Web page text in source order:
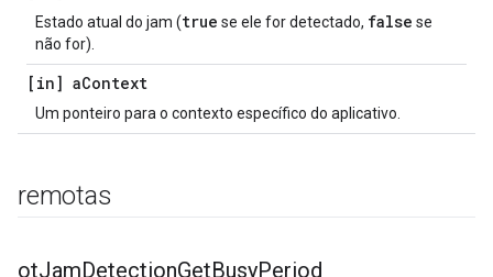
Estado atual do jam (true se ele for detectado, false se
não for).
[in] aContext
Um ponteiro para o contexto específico do aplicativo.
remotas
otJamDetectionGetBusyPeriod